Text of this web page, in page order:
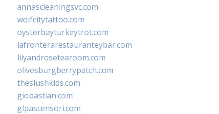
annascleaningsvc.com
wolfcitytattoo.com
oysterbayturkeytrot.com
lafronterarestauranteybar.com
lilyandrosetearoom.com
olivesburgberrypatch.com
theslushkids.com
giobastian.com
glpascensori.com